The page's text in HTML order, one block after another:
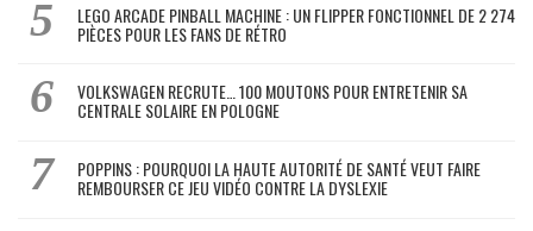
LEGO ARCADE PINBALL MACHINE : UN FLIPPER FONCTIONNEL DE 2 274
PIÈCES POUR LES FANS DE RÉTRO
VOLKSWAGEN RECRUTE… 100 MOUTONS POUR ENTRETENIR SA
CENTRALE SOLAIRE EN POLOGNE
POPPINS : POURQUOI LA HAUTE AUTORITÉ DE SANTÉ VEUT FAIRE
REMBOURSER CE JEU VIDÉO CONTRE LA DYSLEXIE